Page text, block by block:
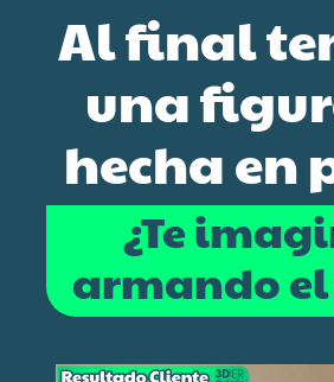
Al final
una
hecha en
¿Te
armando